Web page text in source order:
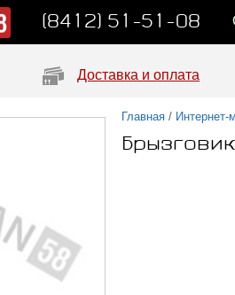
(8412) 51-51-08
Доставка и оплата
Главная / Интернет-